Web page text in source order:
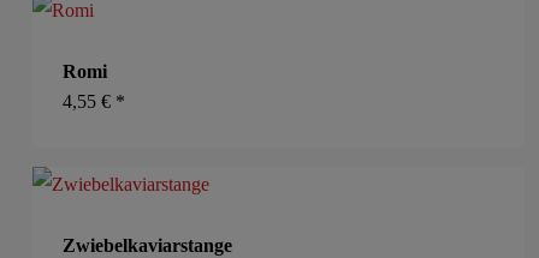
Romi
4,55 € *
Zwiebelkaviarstange